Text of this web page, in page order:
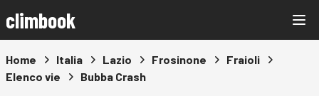
climbook
Home Italia Lazio Frosinone
Fraioli
Elenco vie
Bubba Crash